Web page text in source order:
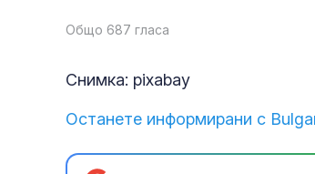
Общо 687 гласа
Снимка: pixabay
Останете информирани с